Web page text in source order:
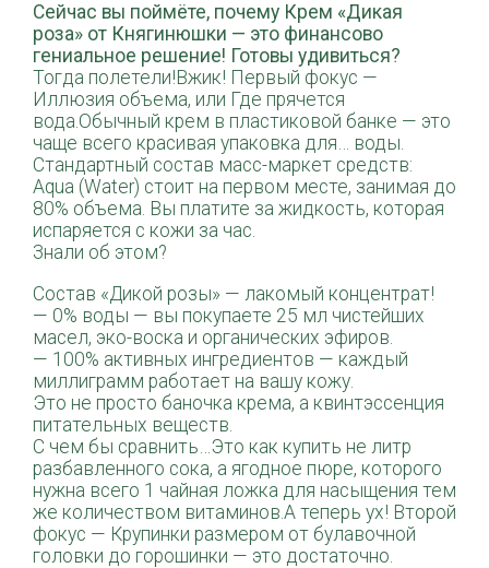
️Сейчас вы поймёте, почему Крем «Дикая
роза» от Княгинюшки — это финансово
гениальное решение! Готовы удивиться?
Тогда полетели!Вжик! Первый фокус —
Иллюзия объема, или Где прячется
вода.Обычный крем в пластиковой банке — это
чаще всего красивая упаковка для… воды.
Стандартный состав масс-маркет средств:
Aqua (Water) стоит на первом месте, занимая до
80% объема. Вы платите за жидкость, которая
испаряется с кожи за час.
Знали об этом?
Состав «Дикой розы» — лакомый концентрат!
— 0% воды — вы покупаете 25 мл чистейших
масел, эко-воска и органических эфиров.
— 100% активных ингредиентов — каждый
миллиграмм работает на вашу кожу.
Это не просто баночка крема, а квинтэссенция
питательных веществ.
С чем бы сравнить…Это как купить не литр
разбавленного сока, а ягодное пюре, которого
нужна всего 1 чайная ложка для насыщения тем
же количеством витаминов.А теперь ух! Второй
фокус — Крупинки размером от булавочной
головки до горошинки — это достаточно.